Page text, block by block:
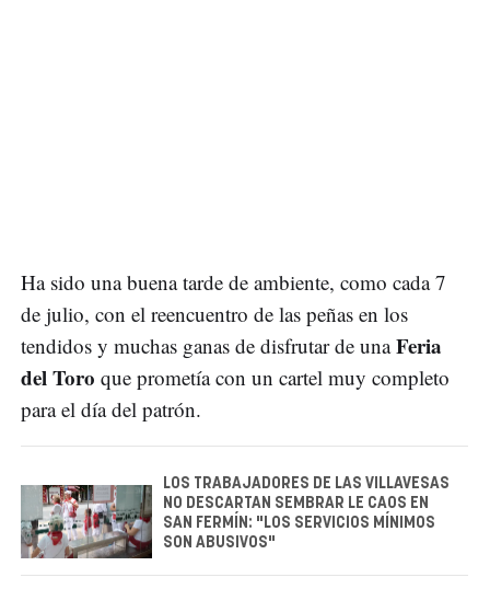
Ha sido una buena tarde de ambiente, como cada 7
de julio, con el reencuentro de las peñas en los
tendidos y muchas ganas de disfrutar de unaFeria
del Toro que prometía con un cartel muy completo
para el día del patrón.
LOS TRABAJADORES DE LAS VILLAVESAS
NO DESCARTAN SEMBRAR LE CAOS EN
SAN FERMÍN: "LOS SERVICIOS MÍNIMOS
SON ABUSIVOS"